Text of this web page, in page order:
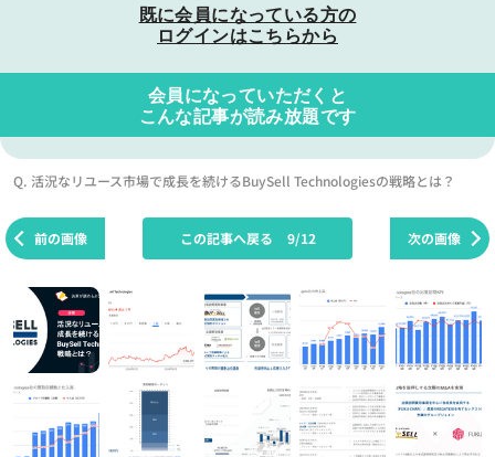
既に会員になっている方の
ログインはこちらから
会員になっていただくと
こんな記事が読み放題です
Q. 活況なリユース市場で成長を続けるBuySell Technologiesの戦略とは？
前の画像 次の画像
この記事へ戻る 9/12